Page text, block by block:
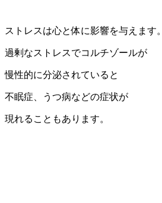
ストレスは心と体に影響を与えます。
過剰なストレスでコルチゾールが
慢性的に分泌されていると
不眠症、うつ病などの症状が
現れることもあります。